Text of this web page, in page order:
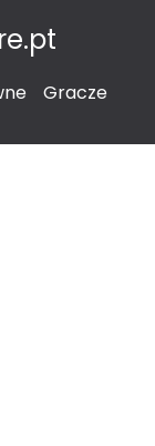
Gracze